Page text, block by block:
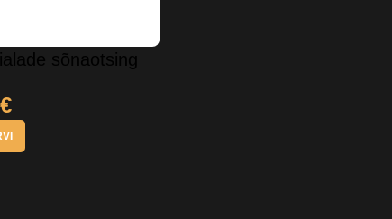
sõnaotsing
€